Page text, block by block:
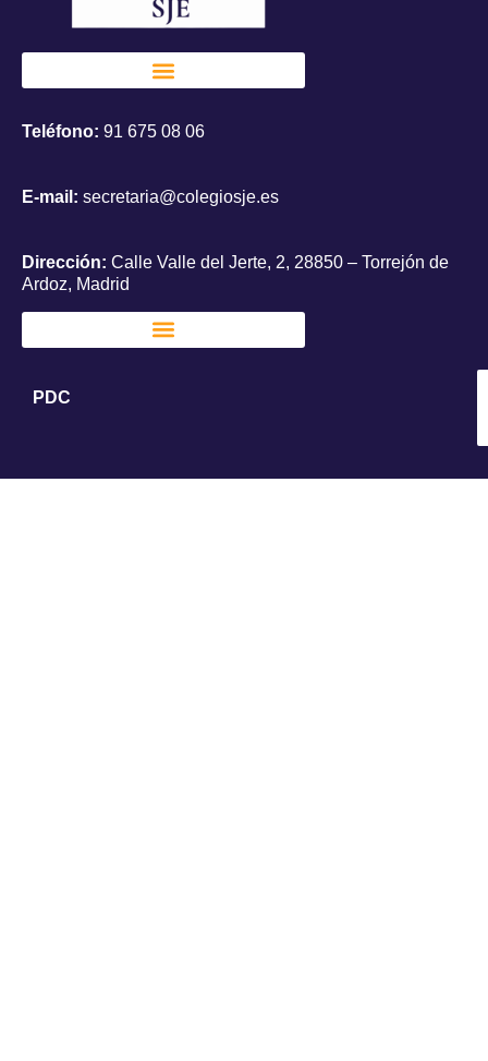
Teléfono: 91 675 08 06
E-mail: secretaria@colegiosje.es
Dirección: Calle Valle del Jerte, 2, 28850 – Torrejón de
Ardoz, Madrid
PDC